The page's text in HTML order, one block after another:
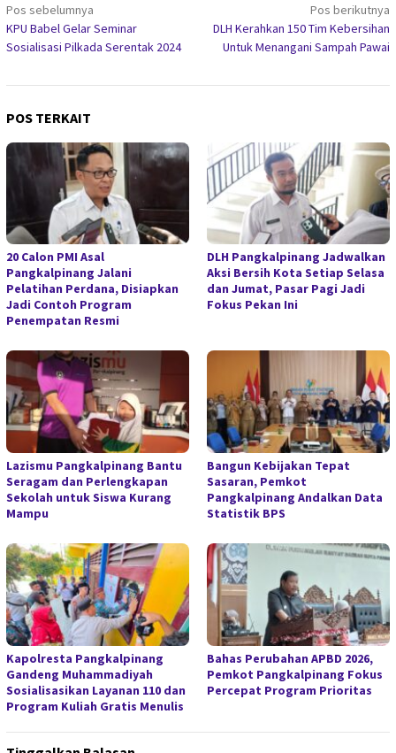
Navigasi
pos
Pos sebelumnya
KPU Babel Gelar Seminar
Sosialisasi Pilkada Serentak 2024
Pos berikutnya
DLH Kerahkan 150 Tim Kebersihan
Untuk Menangani Sampah Pawai
POS TERKAIT
20 Calon PMI Asal
Pangkalpinang Jalani
Pelatihan Perdana, Disiapkan
Jadi Contoh Program
Penempatan Resmi
DLH Pangkalpinang Jadwalkan
Aksi Bersih Kota Setiap Selasa
dan Jumat, Pasar Pagi Jadi
Fokus Pekan Ini
Lazismu Pangkalpinang Bantu
Seragam dan Perlengkapan
Sekolah untuk Siswa Kurang
Mampu
Bangun Kebijakan Tepat
Sasaran, Pemkot
Pangkalpinang Andalkan Data
Statistik BPS
Kapolresta Pangkalpinang
Gandeng Muhammadiyah
Sosialisasikan Layanan 110 dan
Program Kuliah Gratis Menulis
Bahas Perubahan APBD 2026,
Pemkot Pangkalpinang Fokus
Percepat Program Prioritas